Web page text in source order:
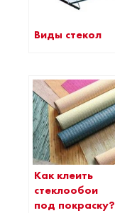
Виды стекол
Как клеить
стеклообои
под покраску?